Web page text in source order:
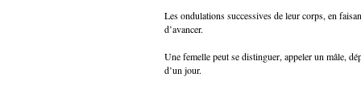
Les ondulations successives de leur corps, en
d’avancer.
Une femelle peut se distinguer, appeler un mâle,
d’un jour.